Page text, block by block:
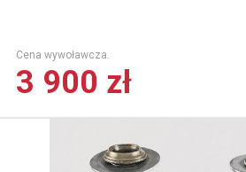
Cena wywoławcza.
3 900 zł